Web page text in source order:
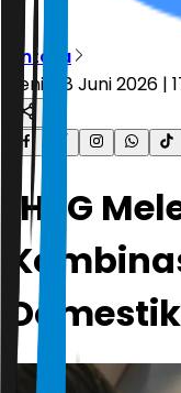
Antara
Senin, 8 Juni 2026 |
IHSG